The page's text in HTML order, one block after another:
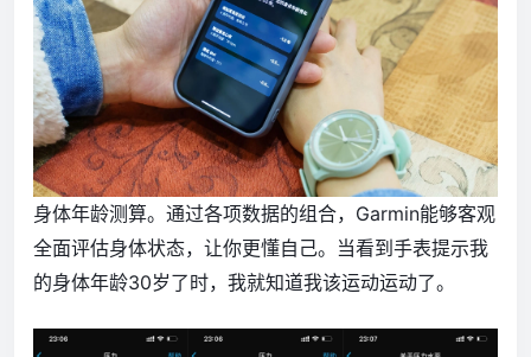
身体年龄测算。通过各项数据的组合，Garmin能够客观
全面评估身体状态，让你更懂自己。当看到手表提示我
的身体年龄30岁了时，我就知道我该运动运动了。